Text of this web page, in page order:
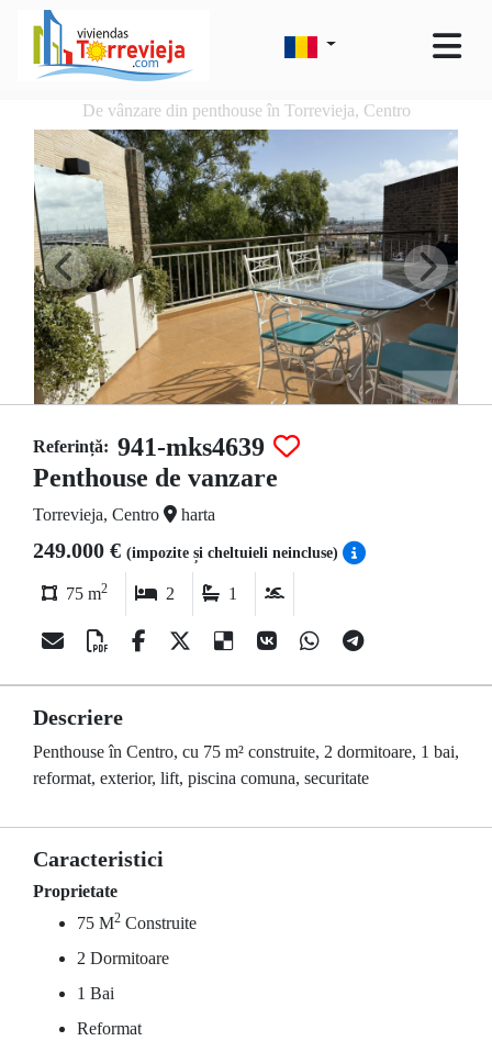
De vânzare din penthouse în Torrevieja, Centro
Referință: 941-mks4639
Penthouse de vanzare
Torrevieja, Centro harta
249.000 € (impozite și cheltuieli neincluse)
75 m2 2 1
Descriere
Penthouse în Centro, cu 75 m² construite, 2 dormitoare, 1 bai,
reformat, exterior, lift, piscina comuna, securitate
Caracteristici
Proprietate
75 M2 Construite
2 Dormitoare
1 Bai
Reformat